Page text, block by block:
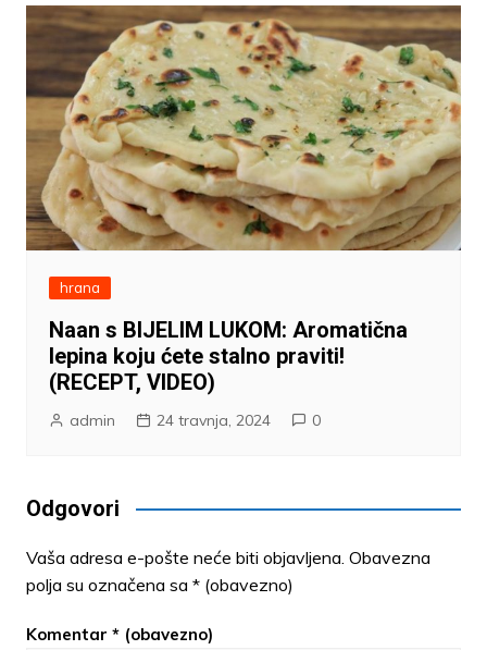
hrana
Naan s BIJELIM LUKOM: Aromatična
lepina koju ćete stalno praviti!
(RECEPT, VIDEO)
admin 24 travnja, 2024 0
Odgovori
Vaša adresa e-pošte neće biti objavljena. Obavezna
polja su označena sa * (obavezno)
Komentar * (obavezno)